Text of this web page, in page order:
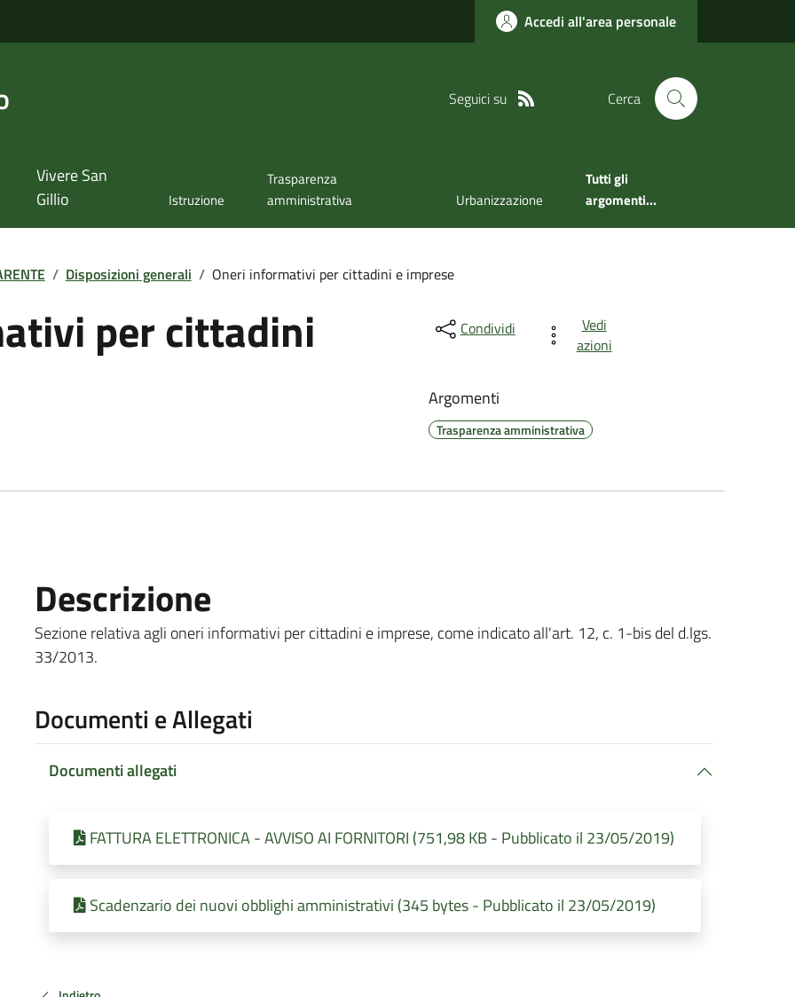
Accedi all'area personale
Seguici su Cerca
Vivere San
Gillio
Istruzione
Trasparenza
amministrativa
Urbanizzazione
Tutti gli
argomenti...
/ Disposizioni generali / Oneri informativi per cittadini e imprese
per cittadini Condividi
Vedi
azioni
Argomenti
Trasparenza amministrativa
Descrizione
Sezione relativa agli oneri informativi per cittadini e imprese, come indicato all'art. 12, c. 1-bis del d.lgs.
33/2013.
Documenti e Allegati
Documenti allegati
FATTURA ELETTRONICA - AVVISO AI FORNITORI (751,98 KB - Pubblicato il 23/05/2019)
Scadenzario dei nuovi obblighi amministrativi (345 bytes - Pubblicato il 23/05/2019)